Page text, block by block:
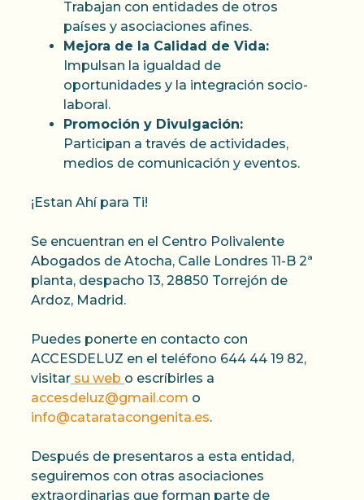
Trabajan con entidades de otros
países y asociaciones afines.
Mejora de la Calidad de Vida:
Impulsan la igualdad de
oportunidades y la integración socio-
laboral.
Promoción y Divulgación:
Participan a través de actividades,
medios de comunicación y eventos.
¡Estan Ahí para Ti!
Se encuentran en el Centro Polivalente
Abogados de Atocha, Calle Londres 11-B 2ª
planta, despacho 13, 28850 Torrejón de
Ardoz, Madrid.
Puedes ponerte en contacto con
ACCESDELUZ en el teléfono 644 44 19 82,
visitar su web o escríbirles a
accesdeluz@gmail.com o
info@cataratacongenita.es.
Después de presentaros a esta entidad,
seguiremos con otras asociaciones
extraordinarias que forman parte de